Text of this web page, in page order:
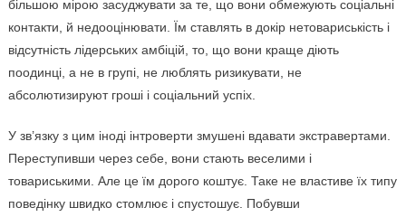
більшою мірою засуджувати за те, що вони обмежують соціальні
контакти, й недооцінювати. Їм ставлять в докір нетовариськість і
відсутність лідерських амбіцій, то, що вони краще діють
поодинці, а не в групі, не люблять ризикувати, не
абсолютизируют гроші і соціальний успіх.
У зв’язку з цим іноді інтроверти змушені вдавати экстравертами.
Переступивши через себе, вони стають веселими і
товариськими. Але це їм дорого коштує. Таке не властиве їх типу
поведінку швидко стомлює і спустошує. Побувши